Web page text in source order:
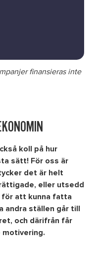
finansieras inte
koll på hur
sätt! För oss är
det är helt
eller utsedd
för att kunna fatta
andra ställen går till
och därifrån får
motivering.